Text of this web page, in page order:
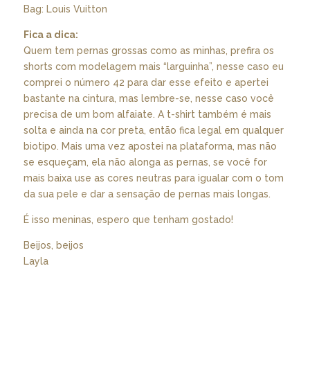
Bag: Louis Vuitton
Fica a dica:
Quem tem pernas grossas como as minhas, prefira os
shorts com modelagem mais “larguinha”, nesse caso eu
comprei o número 42 para dar esse efeito e apertei
bastante na cintura, mas lembre-se, nesse caso você
precisa de um bom alfaiate. A t-shirt também é mais
solta e ainda na cor preta, então fica legal em qualquer
biotipo. Mais uma vez apostei na plataforma, mas não
se esqueçam, ela não alonga as pernas, se você for
mais baixa use as cores neutras para igualar com o tom
da sua pele e dar a sensação de pernas mais longas.
É isso meninas, espero que tenham gostado!
Beijos, beijos
Layla